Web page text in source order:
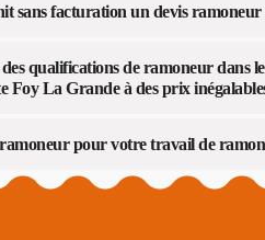
sans facturation un devis ramoneur
qualifications de ramoneur dans
Foy La Grande à des prix
pour votre travail de